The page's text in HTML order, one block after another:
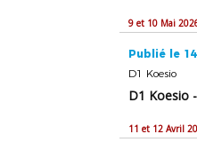
9 et 10 Mai
Publié le
D1 Koesio
D1 Koesio
11 et 12 Avril